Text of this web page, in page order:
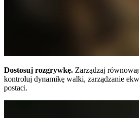
Dostosuj rozgrywkę. Zarządzaj
kontroluj dynamikę walki, zarządzanie
postaci.